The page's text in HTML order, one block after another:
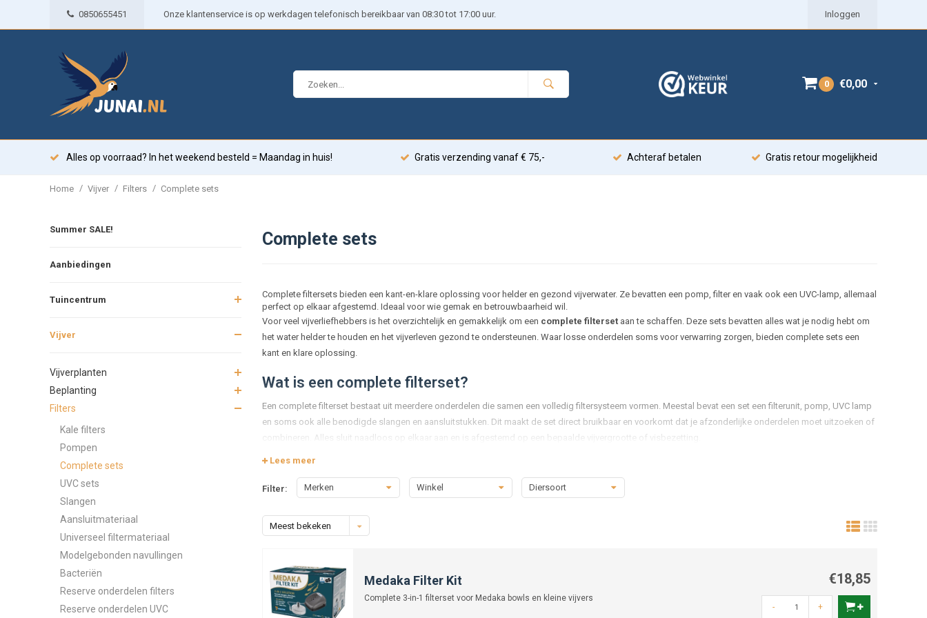
0850655451 Onze klantenservice is op werkdagen telefonisch bereikbaar van 08:30 tot 17:00 uur. Inloggen
0 €0,00
Alles op voorraad? In het weekend besteld = Maandag in huis! Gratis verzending vanaf € 75,- Achteraf betalen Gratis retour mogelijkheid
Home / Vijver / Filters / Complete sets
Summer SALE!
Aanbiedingen
Tuincentrum
Vijver
Vijverplanten
Beplanting
Filters
Kale filters
Pompen
Complete sets
UVC sets
Slangen
Aansluitmateriaal
Universeel filtermateriaal
Modelgebonden navullingen
Bacteriën
Reserve onderdelen filters
Reserve onderdelen UVC
Complete sets
Complete filtersets bieden een kant-en-klare oplossing voor helder en gezond vijverwater. Ze bevatten een pomp, filter en vaak ook een UVC-lamp, allemaal
perfect op elkaar afgestemd. Ideaal voor wie gemak en betrouwbaarheid wil.
Voor veel vijverliefhebbers is het overzichtelijk en gemakkelijk om een complete filtersetaan te schaffen. Deze sets bevatten alles wat je nodig hebt om
het water helder te houden en het vijverleven gezond te ondersteunen. Waar losse onderdelen soms voor verwarring zorgen, bieden complete sets een
kant en klare oplossing.
Wat is een complete filterset?
Een complete filterset bestaat uit meerdere onderdelen die samen een volledig filtersysteem vormen. Meestal bevat een set een filterunit, pomp, UVC lamp
en soms ook alle benodigde slangen en aansluitstukken. Dit maakt de set direct bruikbaar en voorkomt dat je afzonderlijke onderdelen moet uitzoeken of
combineren. Alles sluit naadloos op elkaar aan en is afgestemd op een bepaalde vijvergrootte of visbezetting.
Waarom kiezen voor een set?
Het grootste voordeel van een complete filterset is gemak. Je hoeft je geen zorgen te maken of de pomp sterk genoeg is of de UVC lamp wel past: dat is
ideale manier om meteen een goed functionerend filtersysteem te hebben zonder diepgaande kennis van alle technische details.
De meeste complete sets bevatten:
Filterunit: het hart van de installatie, waar vuil wordt opgevangen en bacteriën afvalstoffen afbreken.
Pomp:zorgt voor constante doorstroming van het water naar het filter.
Lees meer
Filter: Merken Winkel Diersoort
Meest bekeken
Medaka Filter Kit
Complete 3-in-1 filterset voor Medaka bowls en kleine vijvers
€18,85
- +